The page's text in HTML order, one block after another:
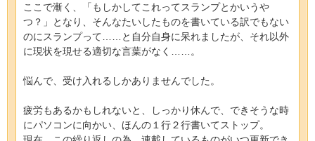
ここで漸く、「もしかしてこれってスランプとかいうや
つ？」となり、そんなたいしたものを書いている訳でもない
のにスランプって……と自分自身に呆れましたが、それ以外
に現状を現せる適切な言葉がなく……。
悩んで、受け入れるしかありませんでした。
疲労もあるかもしれないと、しっかり休んで、できそうな時
にパソコンに向かい、ほんの１行２行書いてストップ。